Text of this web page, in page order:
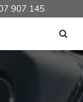
907 145